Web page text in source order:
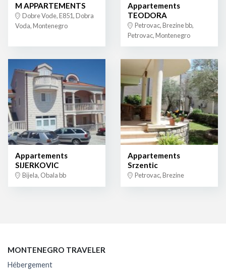
M APPARTEMENTS
Dobre Vode, E851, Dobra
Voda, Montenegro
Appartements
TEODORA
Petrovac, Brezine bb,
Petrovac, Montenegro
Appartements
SIJERKOVIC
Bijela, Obala bb
Appartements
Srzentic
Petrovac, Brezine
MONTENEGRO TRAVELER
Hébergement